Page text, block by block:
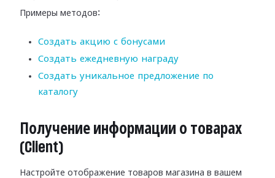
Примеры методов:
Создать акцию с бонусами
Создать ежедневную награду
Создать уникальное предложение по
каталогу
Получение информации о товарах
(Client)
Настройте отображение товаров магазина в вашем